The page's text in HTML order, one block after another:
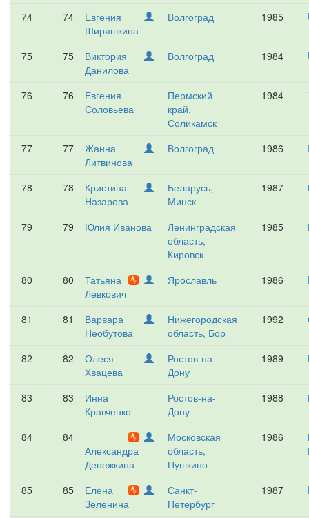
74 74
Евгения
Ширяшкина
Волгоград 1985
75 75
Виктория
Данилова
Волгоград 1984
76 76
Евгения
Соловьева
Пермский
край,
Соликамск
1984
77 77
Жанна
Литвинова
Волгоград 1986
78 78
Кристина
Назарова
Беларусь,
Минск
1987
79 79 Юлия Иванова
Ленинградская
область,
Кировск
1985
80 80
Татьяна
Левкович
Ярославль 1986
81 81
Варвара
Необутова
Нижегородская
область, Бор
1992
82 82
Олеся
Хвацева
Ростов-на-
Дону
1989
83 83
Инна
Кравченко
Ростов-на-
Дону
1988
84
84
Александра
Денежкина
Московская
область,
Пушкино
1986
85 85
Елена
Зеленина
Санкт-
Петербург
1987